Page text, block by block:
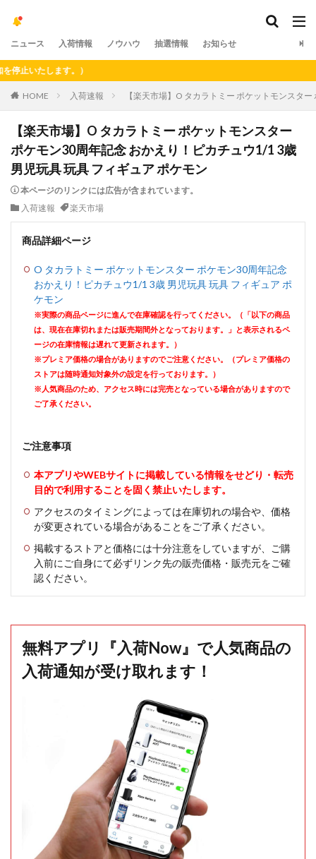
ニュース 入荷情報 ノウハウ 抽選情報 お知らせ
たします。）
HOME 入荷速報 【楽天市場】O タカラトミー ポケットモンスタ
【楽天市場】O タカラトミー ポケットモンスター
ポケモン30周年記念 おかえり！ピカチュウ1/1 3歳
男児玩具 玩具 フィギュア ポケモン
本ページのリンクには広告が含まれています。
入荷速報
楽天市場
商品詳細ページ
O タカラトミー ポケットモンスター ポケモン30周年記念
おかえり！ピカチュウ1/1 3歳 男児玩具 玩具 フィギュア ポ
ケモン
※実際の商品ページに進んで在庫確認を行ってください。（「以下の商品
は、現在在庫切れまたは販売期間外となっております。」と表示されるペ
ージの在庫情報は遅れて更新されます。）
※プレミア価格の場合がありますのでご注意ください。（プレミア価格の
ストアは随時通知対象外の設定を行っております。）
※人気商品のため、アクセス時には完売となっている場合がありますので
ご了承ください。
ご注意事項
本アプリやWEBサイトに掲載している情報をせどり・転売
目的で利用することを固く禁止いたします。
アクセスのタイミングによっては在庫切れの場合や、価格
が変更されている場合があることをご了承ください。
掲載するストアと価格には十分注意をしていますが、ご購
入前にご自身にて必ずリンク先の販売価格・販売元をご確
認ください。
無料アプリ『入荷Now』で人気商品の
入荷通知が受け取れます！